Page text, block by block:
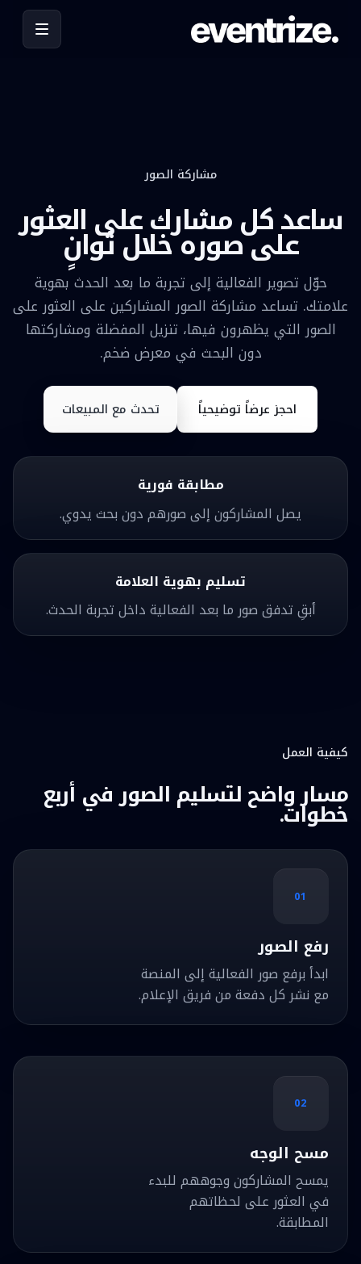
مشاركة الصور
ساعد كل مشارك على العثور
على صوره خلال ثوانٍ
حوّل تصوير الفعالية إلى تجربة ما بعد الحدث بهوية
علامتك. تساعد مشاركة الصور المشاركين على العثور على
الصور التي يظهرون فيها، تنزيل المفضلة ومشاركتها
دون البحث في معرض ضخم.
احجز عرضاً توضيحياً تحدث مع المبيعات
مطابقة فورية
يصل المشاركون إلى صورهم دون بحث يدوي.
تسليم بهوية العلامة
أبقِ تدفق صور ما بعد الفعالية داخل تجربة الحدث.
كيفية العمل
مسار واضح لتسليم الصور في أربع
خطوات.
01
رفع الصور
ابدأ برفع صور الفعالية إلى المنصة
مع نشر كل دفعة من فريق الإعلام.
02
مسح الوجه
يمسح المشاركون وجوههم للبدء
في العثور على لحظاتهم
المطابقة.